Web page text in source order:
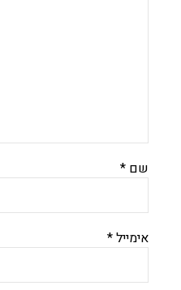
שם *
אימייל*